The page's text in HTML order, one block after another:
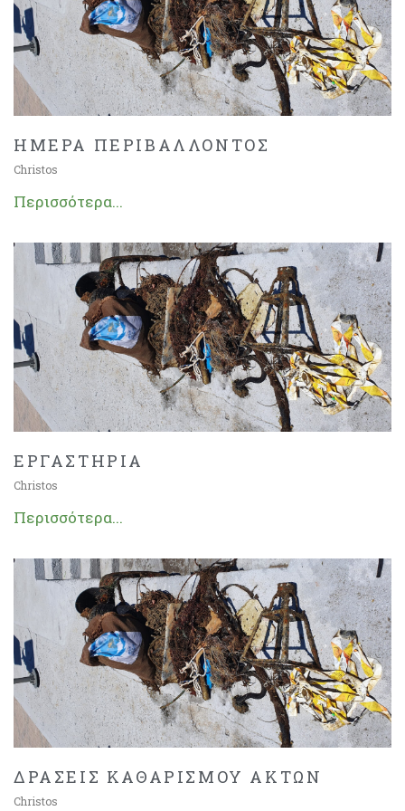
ΗΜΕΡΑ ΠΕΡΙΒΑΛΛΟΝΤΟΣ
Christos
Περισσότερα...
ΕΡΓΑΣΤΗΡΙΑ
Christos
Περισσότερα...
ΔΡΑΣΕΙΣ ΚΑΘΑΡΙΣΜΟΥ ΑΚΤΩΝ
Christos